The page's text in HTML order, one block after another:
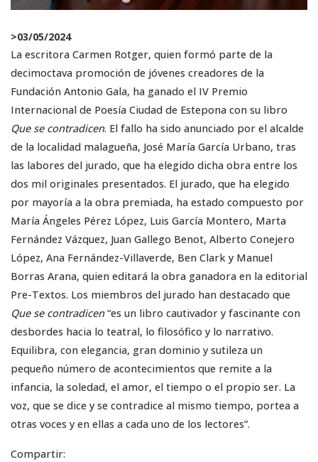
>03/05/2024
La escritora Carmen Rotger, quien formó parte de la
decimoctava promoción de jóvenes creadores de la
Fundación Antonio Gala, ha ganado el IV Premio
Internacional de Poesía Ciudad de Estepona con su libro
Que se contradicen. El fallo ha sido anunciado por el alcalde
de la localidad malagueña, José María García Urbano, tras
las labores del jurado, que ha elegido dicha obra entre los
dos mil originales presentados. El jurado, que ha elegido
por mayoría a la obra premiada, ha estado compuesto por
María Ángeles Pérez López, Luis García Montero, Marta
Fernández Vázquez, Juan Gallego Benot, Alberto Conejero
López, Ana Fernández-Villaverde, Ben Clark y Manuel
Borras Arana, quien editará la obra ganadora en la editorial
Pre-Textos. Los miembros del jurado han destacado que
Que se contradicen“es un libro cautivador y fascinante con
desbordes hacia lo teatral, lo filosófico y lo narrativo.
Equilibra, con elegancia, gran dominio y sutileza un
pequeño número de acontecimientos que remite a la
infancia, la soledad, el amor, el tiempo o el propio ser. La
voz, que se dice y se contradice al mismo tiempo, portea a
otras voces y en ellas a cada uno de los lectores”.
Compartir: